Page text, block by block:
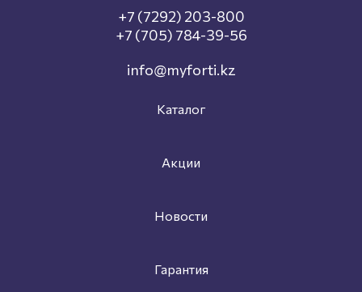
+7 (7292) 203-800
+7 (705) 784-39-56
info@myforti.kz
Каталог
Акции
Новости
Гарантия